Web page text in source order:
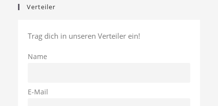
Verteiler
Trag dich in unseren Verteiler ein!
Name
E-Mail